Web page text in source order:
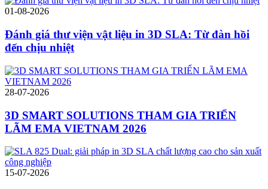
01-08-2026
Đánh giá thư viện vật liệu in 3D SLA: Từ đàn hồi
đến chịu nhiệt
28-07-2026
3D SMART SOLUTIONS THAM GIA TRIỂN
LÃM EMA VIETNAM 2026
15-07-2026